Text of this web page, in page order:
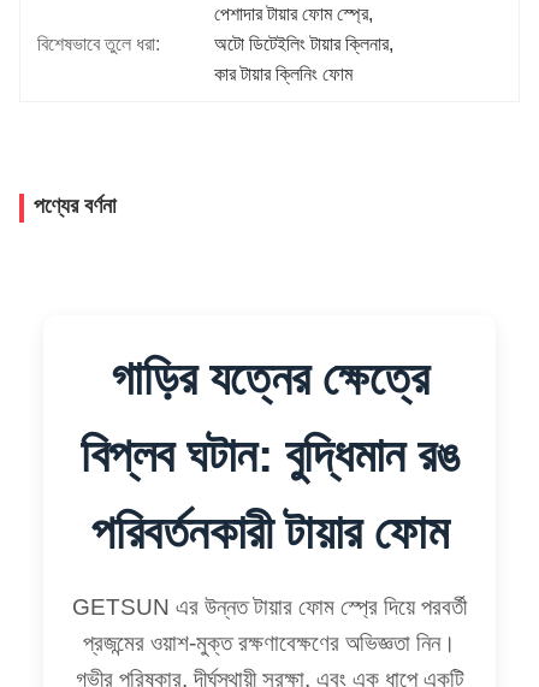
বিশেষভাবে তুলে ধরা:
পেশাদার টায়ার ফোম স্প্রে,
অটো ডিটেইলিং টায়ার ক্লিনার,
কার টায়ার ক্লিনিং ফোম
পণ্যের বর্ণনা
গাড়ির যত্নের ক্ষেত্রে
বিপ্লব ঘটান: বুদ্ধিমান রঙ
পরিবর্তনকারী টায়ার ফোম
GETSUN এর উন্নত টায়ার ফোম স্প্রে দিয়ে পরবর্তী
প্রজন্মের ওয়াশ-মুক্ত রক্ষণাবেক্ষণের অভিজ্ঞতা নিন।
গভীর পরিষ্কার, দীর্ঘস্থায়ী সুরক্ষা, এবং এক ধাপে একটি